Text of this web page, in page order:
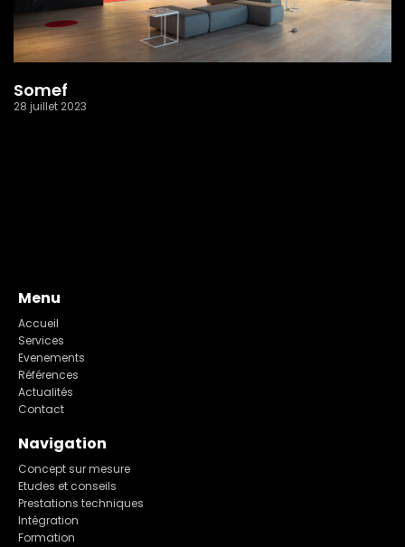
Somef
28 juillet 2023
Menu
Accueil
Services
Evenements
Références
Actualités
Contact
Navigation
Concept sur mesure
Etudes et conseils
Prestations techniques
Intégration
Formation